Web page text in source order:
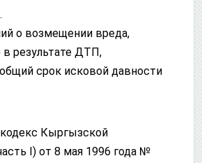
о возмещении вреда,
в результате ДТП,
срок исковой давности
Кыргызской
I) от 8 мая 1996 года №